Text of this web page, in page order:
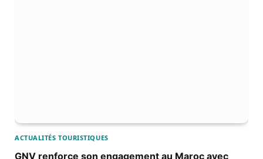
ACTUALITÉS TOURISTIQUES
GNV renforce son engagement au Maroc avec